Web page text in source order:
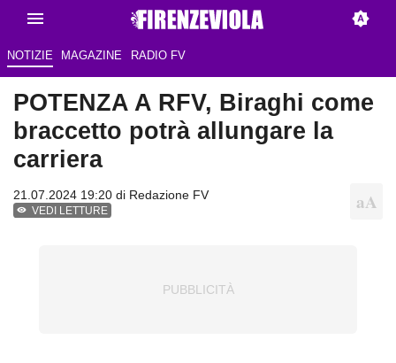
NOTIZIE MAGAZINE RADIO FV
POTENZA A RFV, Biraghi come
braccetto potrà allungare la
carriera
21.07.2024 19:20 di Redazione FV
VEDI LETTURE